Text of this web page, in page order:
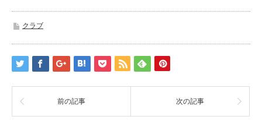
クラブ
前の記事 次の記事